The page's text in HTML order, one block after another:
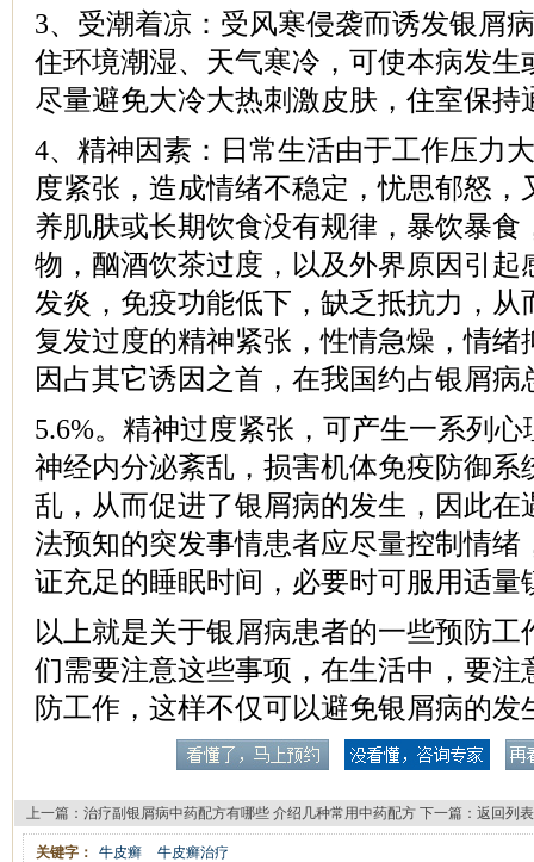
3、受潮着凉：受风寒侵袭而诱发银屑
住环境潮湿、天气寒冷，可使本病发生
尽量避免大冷大热刺激皮肤，住室保持
4、精神因素：日常生活由于工作压力
度紧张，造成情绪不稳定，忧思郁怒，
养肌肤或长期饮食没有规律，暴饮暴食
物，酗酒饮茶过度，以及外界原因引起
发炎，免疫功能低下，缺乏抵抗力，从
复发过度的精神紧张，性情急燥，情绪
因占其它诱因之首，在我国约占银屑病
5.6%。精神过度紧张，可产生一系列
神经内分泌紊乱，损害机体免疫防御系
乱，从而促进了银屑病的发生，因此在
法预知的突发事情患者应尽量控制情绪
证充足的睡眠时间，必要时可服用适量
以上就是关于银屑病患者的一些预防工
们需要注意这些事项，在生活中，要注
防工作，这样不仅可以避免银屑病的发
上一篇： 治疗副银屑病中药配方有哪些 介绍几种常用中药配方 下一篇： 返回列表
关键字： 牛皮癣 牛皮癣治疗